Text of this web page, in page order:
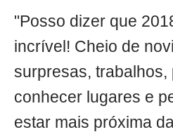
"Posso dizer que
incrível! Cheio de
surpresas, trabalhos,
conhecer lugares e
estar mais próxima